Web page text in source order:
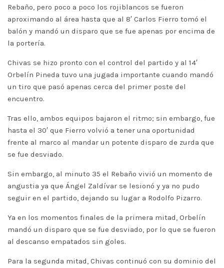
Rebaño, pero poco a poco los rojiblancos se fueron
aproximando al área hasta que al 8′ Carlos Fierro tomó el
balón y mandó un disparo que se fue apenas por encima de
la portería.
Chivas se hizo pronto con el control del partido y al 14′
Orbelín Pineda tuvo una jugada importante cuando mandó
un tiro que pasó apenas cerca del primer poste del
encuentro.
Tras ello, ambos equipos bajaron el ritmo; sin embargo, fue
hasta el 30′ que Fierro volvió a tener una oportunidad
frente al marco al mandar un potente disparo de zurda que
se fue desviado.
Sin embargo, al minuto 35 el Rebaño vivió un momento de
angustia ya que Ángel Zaldívar se lesionó y ya no pudo
seguir en el partido, dejando su lugar a Rodolfo Pizarro.
Ya en los momentos finales de la primera mitad, Orbelín
mandó un disparo que se fue desviado, por lo que se fueron
al descanso empatados sin goles.
Para la segunda mitad, Chivas continuó con su dominio del